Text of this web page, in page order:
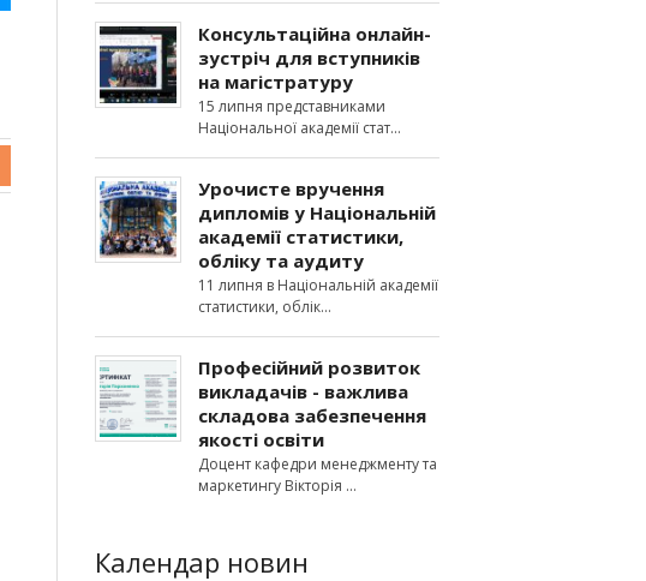
Консультаційна онлайн-
зустріч для вступників
на магістратуру
15 липня представниками
Національної академії стат
Урочисте вручення
дипломів у Національній
академії статистики,
обліку та аудиту
11 липня в Національній академії
статистики, облік
Професійний розвиток
викладачів - важлива
складова забезпечення
якості освіти
Доцент кафедри менеджменту та
маркетингу Вікторія
Календар новин